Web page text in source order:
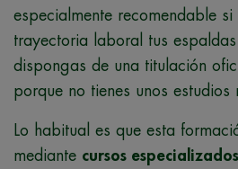
especialmente recomendable si
trayectoria laboral tus
dispongas de una titulación
porque no tienes unos estudios
Lo habitual es que esta
mediante cursos